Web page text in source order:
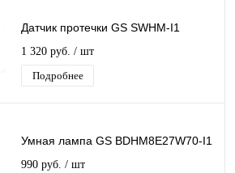
Датчик протечки GS SWHM-I1
1 320 руб. / шт
Подробнее
Умная лампа GS BDHM8E27W70-I1
990 руб. / шт